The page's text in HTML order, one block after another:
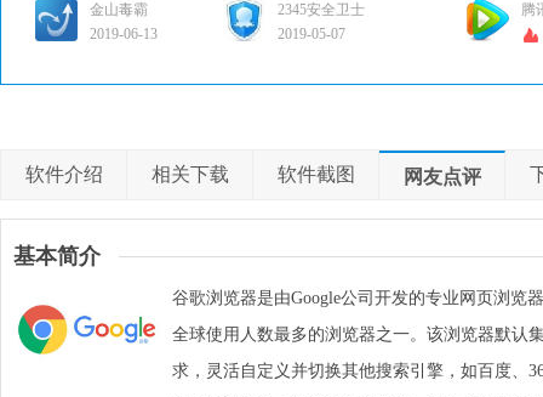
金山毒霸
2019-06-13
2345安全卫士
2019-05-07
腾
软件介绍 相关下载 软件截图 网友点评
基本简介
谷歌浏览器是由Google公司开发的专业网页浏览
全球使用人数最多的浏览器之一。该浏览器默认
求，灵活自定义并切换其他搜索引擎，如百度、